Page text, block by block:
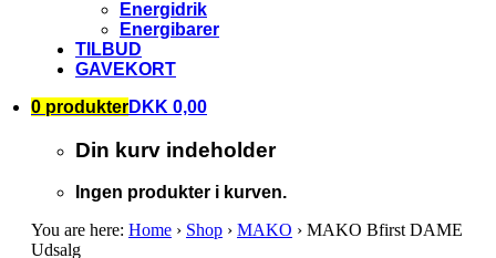
Energidrik
Energibarer
TILBUD
GAVEKORT
0 produkterDKK 0,00
Din kurv indeholder
Ingen produkter i kurven.
You are here: Home › Shop › MAKO › MAKO Bfirst DAME
Udsalg